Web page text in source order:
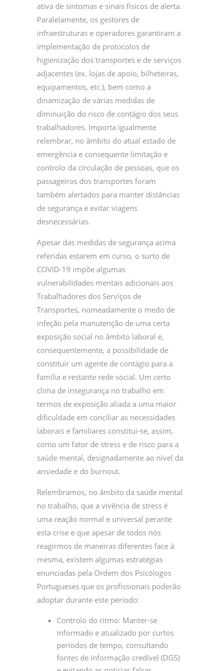
ativa de sintomas e sinais físicos de alerta.
Paralelamente, os gestores de
infraestruturas e operadores garantiram a
implementação de protocolos de
higienização dos transportes e de serviços
adjacentes (ex. lojas de apoio, bilheteiras,
equipamentos, etc.), bem como a
dinamização de várias medidas de
diminuição do risco de contágio dos seus
trabalhadores. Importa igualmente
relembrar, no âmbito do atual estado de
emergência e consequente limitação e
controlo da circulação de pessoas, que os
passageiros dos transportes foram
também alertados para manter distâncias
de segurança e evitar viagens
desnecessárias.
Apesar das medidas de segurança acima
referidas estarem em curso, o surto de
COVID-19 impõe algumas
vulnerabilidades mentais adicionais aos
Trabalhadores dos Serviços de
Transportes, nomeadamente o medo de
infeção pela manutenção de uma certa
exposição social no âmbito laboral e,
consequentemente, a possibilidade de
constituir um agente de contágio para a
família e restante rede social. Um certo
clima de insegurança no trabalho em
termos de exposição aliada a uma maior
dificuldade em conciliar as necessidades
laborais e familiares constitui-se, assim,
como um fator de stress e de risco para a
saúde mental, designadamente ao nível da
ansiedade e do burnout.
Relembramos, no âmbito da saúde mental
no trabalho, que a vivência de stress é
uma reação normal e universal perante
esta crise e que apesar de todos nós
reagirmos de maneiras diferentes face à
mesma, existem algumas estratégias
enunciadas pela Ordem dos Psicólogos
Portugueses que os profissionais poderão
adoptar durante este período:
Controlo do ritmo: Manter-se
informado e atualizado por curtos
períodos de tempo, consultando
fontes de informação credível (DGS)